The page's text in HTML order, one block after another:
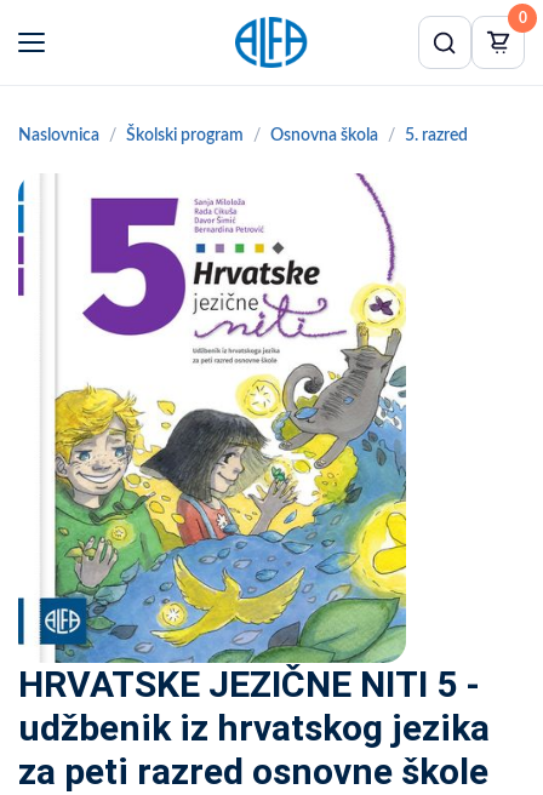
0
Naslovnica Školski program Osnovna škola 5. razred
HRVATSKE JEZIČNE NITI 5 -
udžbenik iz hrvatskog jezika
za peti razred osnovne škole